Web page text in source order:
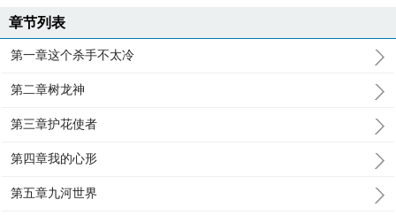
章节列表
第一章这个杀手不太冷
第二章树龙神
第三章护花使者
第四章我的心形
第五章九河世界